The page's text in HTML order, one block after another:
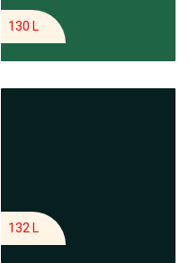
130 L
132 L